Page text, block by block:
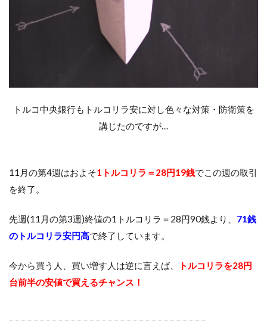
トルコ中央銀行もトルコリラ安に対し色々な対策・防衛策を
講じたのですが…
11月の第4週はおよそ1トルコリラ＝28円19銭でこの週の取引
を終了。
先週(11月の第3週)終値の1トルコリラ＝28円90銭より、 71銭
のトルコリラ安円高で終了しています。
今から買う人、買い増す人は逆に言えば、
トルコリラを28円
台前半の安値で買えるチャンス！